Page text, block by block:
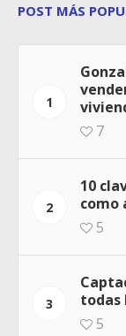
POST MÁS
1
7
2
10
como
5
3
todas
5